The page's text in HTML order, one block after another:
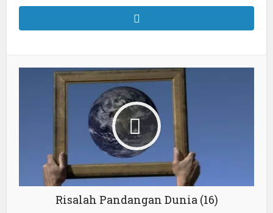
Risalah Pandangan Dunia (16)